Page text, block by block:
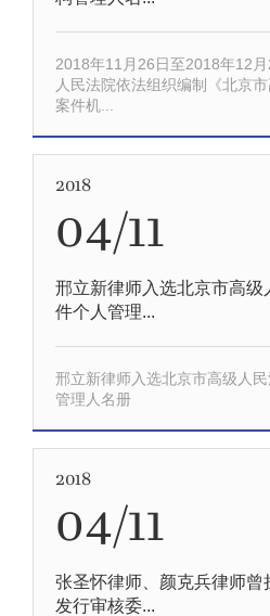
2018年11月26日至2018年12
人民法院依法组织编制《北京
案件机...
2018
04/11
邢立新律师入选北京市高级
件个人管理...
邢立新律师入选北京市高级人
管理人名册
2018
04/11
张圣怀律师、颜克兵律师曾
发行审核委...